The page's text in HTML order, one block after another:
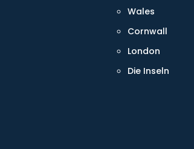
Wales
Cornwall
London
Die Inseln